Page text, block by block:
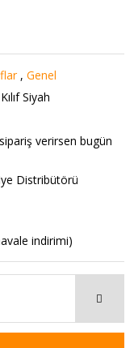
,Genel
Siyah
verirsen bugün
Distribütörü
indirimi)